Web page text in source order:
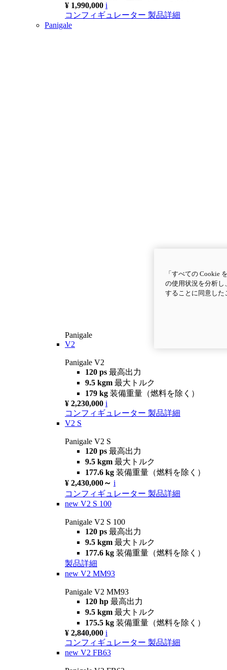
¥ 1,990,000 i
コンフィギュレーター 製品詳細
Panigale
Panigale
V2
Panigale V2
120 ps 最高出力
9.5 kgm 最大トルク
179 kg 装備重量（燃料を除く）
¥ 2,230,000 i
コンフィギュレーター 製品詳細
V2 S
Panigale V2 S
120 ps 最高出力
9.5 kgm 最大トルク
177.6 kg 装備重量（燃料を除く）
¥ 2,430,000～ i
コンフィギュレーター 製品詳細
new V2 S 100
Panigale V2 S 100
120 ps 最高出力
9.5 kgm 最大トルク
177.6 kg 装備重量（燃料を除く）
製品詳細
new V2 MM93
Panigale V2 MM93
120 hp 最高出力
9.5 kgm 最大トルク
175.5 kg 装備重量（燃料を除く）
¥ 2,840,000 i
コンフィギュレーター 製品詳細
new V2 FB63
「すべての Cookie
の使用状況を分析し
することに同意し